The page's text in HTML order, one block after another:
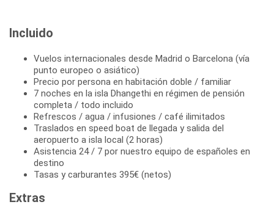
Incluido
Vuelos internacionales desde Madrid o Barcelona (vía
punto europeo o asiático)
Precio por persona en habitación doble / familiar
7 noches en la isla Dhangethi en régimen de pensión
completa / todo incluido
Refrescos / agua / infusiones / café ilimitados
Traslados en speed boat de llegada y salida del
aeropuerto a isla local (2 horas)
Asistencia 24 / 7 por nuestro equipo de españoles en
destino
Tasas y carburantes 395€ (netos)
Extras